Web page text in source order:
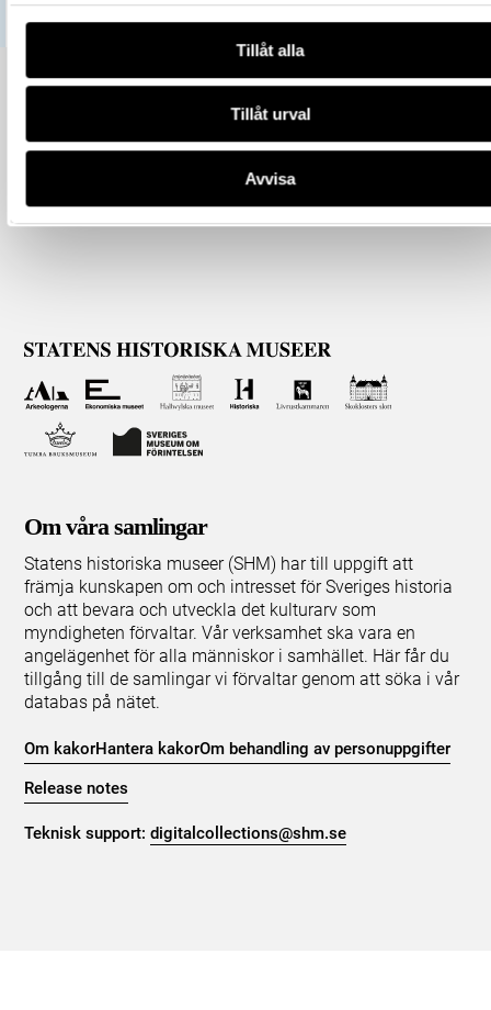
Tillåt alla
Tillåt urval
Avvisa
Om våra samlingar
Statens historiska museer (SHM) har till uppgift att
främja kunskapen om och intresset för Sveriges historia
och att bevara och utveckla det kulturarv som
myndigheten förvaltar. Vår verksamhet ska vara en
angelägenhet för alla människor i samhället. Här får du
tillgång till de samlingar vi förvaltar genom att söka i vår
databas på nätet.
Om kakorHantera kakorOm behandling av personuppgifter
Release notes
Teknisk support:digitalcollections@shm.se